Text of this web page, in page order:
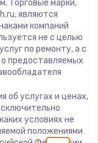
Торговые марки,
являются
компаний
не с целью
по ремонту, а с
предоставляемых
об услугах и ценах,
условиях не
положениями